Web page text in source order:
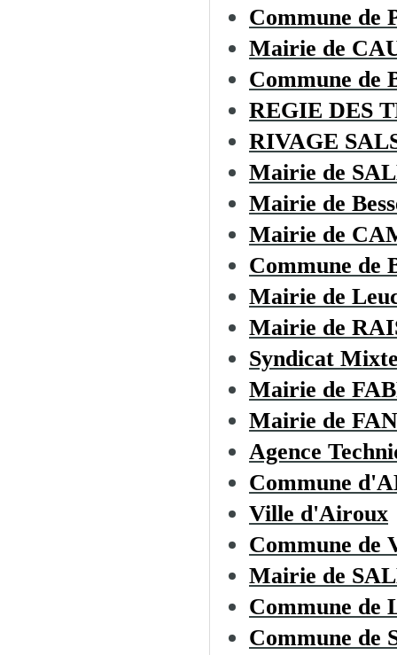
Commune de
Mairie de
Commune de
REGIE DES
RIVAGE
Mairie de
Mairie de
Mairie de
Commune de
Mairie de
Mairie de
Syndicat
Mairie de
Mairie de
Agence
Commune
Ville d'Airoux
Commune
Mairie de
Commune de
Commune de